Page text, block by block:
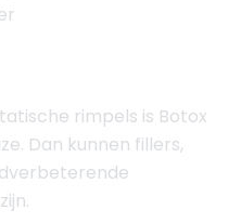
5
een afspraak
Delft
rimpels is Botox
Dan kunnen fillers,